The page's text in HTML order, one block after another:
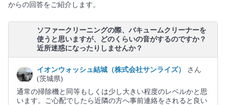
からの回答をご紹介します。
ソファークリーニングの際、バキュームクリーナーを
使うと思いますが、どのくらいの音がするのですか？
近所迷惑になったりしませんか？
イオンウォッシュ結城（株式会社サンライズ）
さん
(茨城県)
通常の掃除機と同等もしくは少し大きい程度のレベルかと思
います。ご心配でしたら近隣の方へ事前連絡をされると良い